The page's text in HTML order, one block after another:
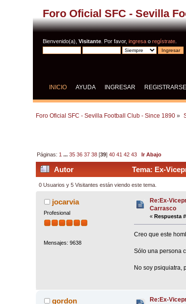
Foro Oficial SFC - Sevilla
Bienvenido(a),Visitante . Por favor,ingresa oregístrate
INICIO AYUDA INGRESAR REGISTRARSE
Foro Oficial SFC - Sevilla Football Club - Since 1890 »
Páginas: 1 ...35 36 37 38 [39]40 41 42 43 Ir Abajo
Autor Tema: Ex-
0 Usuarios y 5 Visitantes están viendo este tema.
jocarvia
Profesional
Mensajes: 9638
Re:Ex-
Carrasco
«Respuesta
Creo que este
Sólo una persona
No soy psiquiatra,
gordon
Re:Ex-